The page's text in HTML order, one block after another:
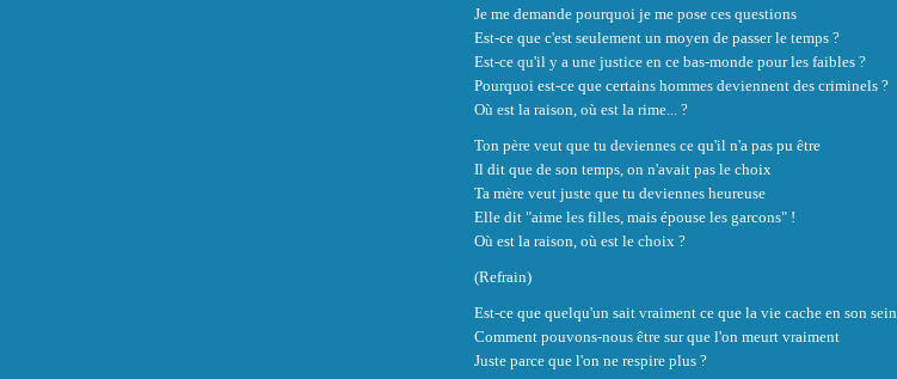
Je me demande pourquoi je me pose ces questions
Est-ce que c'est seulement un moyen de passer le temps ?
Est-ce qu'il y a une justice en ce bas-monde pour les faibles ?
Pourquoi est-ce que certains hommes deviennent des criminels ?
Où est la raison, où est la rime... ?
Ton père veut que tu deviennes ce qu'il n'a pas pu être
Il dit que de son temps, on n'avait pas le choix
Ta mère veut juste que tu deviennes heureuse
Elle dit "aime les filles, mais épouse les garcons" !
Où est la raison, où est le choix ?
(Refrain)
Est-ce que quelqu'un sait vraiment ce que la vie cache en son sein
Comment pouvons-nous être sur que l'on meurt vraiment
Juste parce que l'on ne respire plus ?